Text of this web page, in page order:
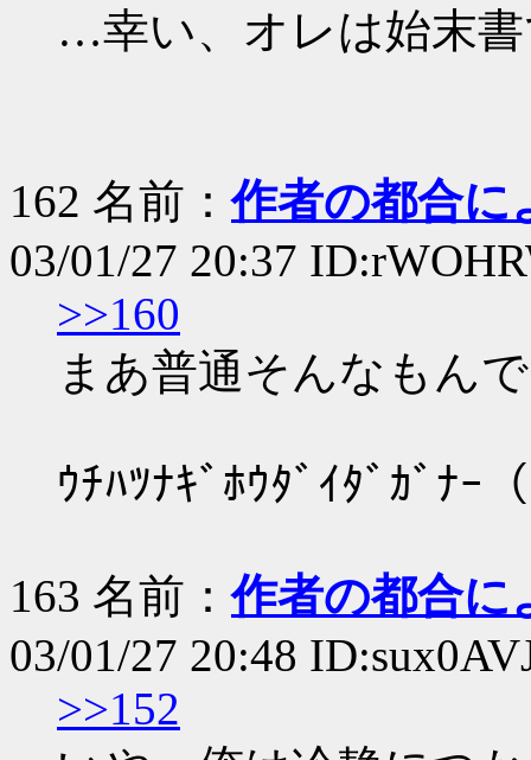
…幸い、オレは始末書
162 名前：作者の都合に
03/01/27 20:37
>>160
まあ普通そんなもん
ｳﾁﾊﾂﾅｷﾞﾎｳﾀﾞｲﾀﾞｶﾞﾅｰ
163 名前：作者の都合に
03/01/27 20:48
>>152